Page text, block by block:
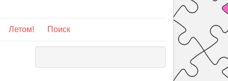
Летом! Поиск